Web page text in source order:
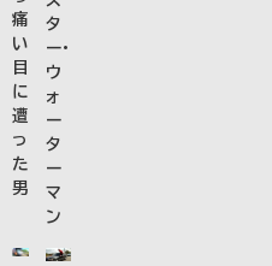
痛
い
目
に
遭
っ
た
男
タ
ー・
ウ
ォ
ー
タ
ー
マ
ン